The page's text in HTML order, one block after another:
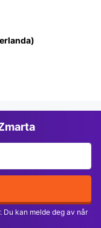
Du kan melde deg av når